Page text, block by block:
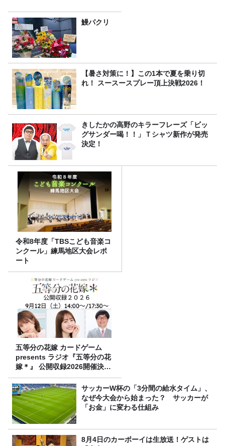
鰻パクリ
【暑さ対策に！】この1本で夏を乗り切
れ！ スースースプレー頂上決戦2026！
きしたかの高野のキラーフレーズ「ビッ
グサンダー喝！！」Ｔシャツ新作が発売
決定！
令和8年度「TBSこども音楽コ
ンクール」練馬地区大会レポ
ート
五等分の花嫁 カードゲーム
presents ラジオ『五等分の花
嫁＊』 公開収録2026開催決
定！
サッカーW杯の「3分間の給水タイム」、
なぜ今大会から始まった？ サッカーが
「お金」に変わる仕組み
8月4日のカーボーイは生放送！ゲストは